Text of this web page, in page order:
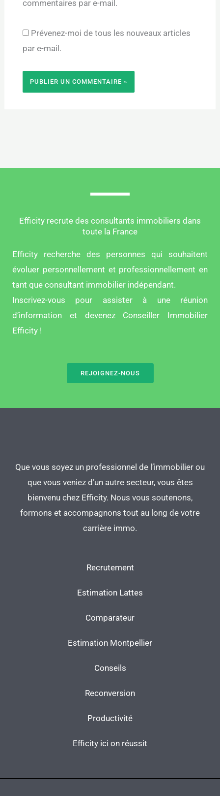
commentaires par e-mail.
Prévenez-moi de tous les nouveaux articles
par e-mail.
Efficity recrute des consultants immobiliers dans
toute la France
Efficity recherche des personnes qui souhaitent
évoluer personnellement et professionnellement en
tant que consultant immobilier indépendant.
Inscrivez-vous pour assister à une réunion
d’information et devenez Conseiller Immobilier
Efficity !
REJOIGNEZ-NOUS
Que vous soyez un professionnel de l’immobilier ou
que vous veniez d’un autre secteur, vous êtes
bienvenu chez Efficity. Nous vous soutenons,
formons et accompagnons tout au long de votre
carrière immo.
Recrutement
Estimation Lattes
Comparateur
Estimation Montpellier
Conseils
Reconversion
Productivité
Efficity ici on réussit